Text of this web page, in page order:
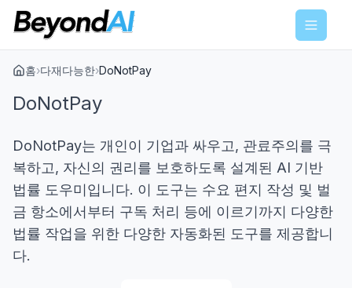
Menu
홈›다재다능한›DoNotPay
DoNotPay
DoNotPay는 개인이 기업과 싸우고, 관료주의를 극
복하고, 자신의 권리를 보호하도록 설계된 AI 기반
법률 도우미입니다. 이 도구는 수요 편지 작성 및 벌
금 항소에서부터 구독 처리 등에 이르기까지 다양한
법률 작업을 위한 다양한 자동화된 도구를 제공합니
다.